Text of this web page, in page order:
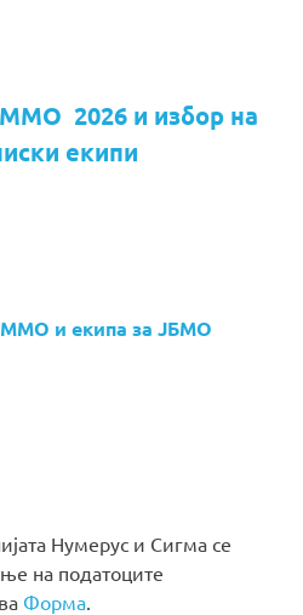
2026 и избор на
екипи
и екипа за ЈБМО
Нумерус и Сигма се
на податоците
Форма